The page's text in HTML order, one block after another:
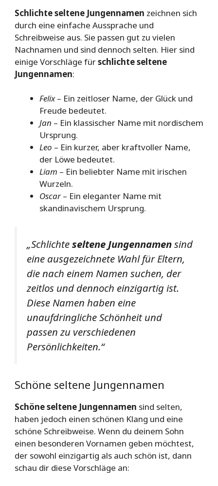
Schlichte seltene Jungennamen zeichnen sich
durch eine einfache Aussprache und
Schreibweise aus. Sie passen gut zu vielen
Nachnamen und sind dennoch selten. Hier sind
einige Vorschläge fürschlichte seltene
Jungennamen:
Felix– Ein zeitloser Name, der Glück und
Freude bedeutet.
Jan – Ein klassischer Name mit nordischem
Ursprung.
Leo – Ein kurzer, aber kraftvoller Name,
der Löwe bedeutet.
Liam – Ein beliebter Name mit irischen
Wurzeln.
Oscar– Ein eleganter Name mit
skandinavischem Ursprung.
„Schlichteseltene Jungennamensind
eine ausgezeichnete Wahl für Eltern,
die nach einem Namen suchen, der
zeitlos und dennoch einzigartig ist.
Diese Namen haben eine
unaufdringliche Schönheit und
passen zu verschiedenen
Persönlichkeiten.“
Schöne seltene Jungennamen
Schöne seltene Jungennamen sind selten,
haben jedoch einen schönen Klang und eine
schöne Schreibweise. Wenn du deinem Sohn
einen besonderen Vornamen geben möchtest,
der sowohl einzigartig als auch schön ist, dann
schau dir diese Vorschläge an: